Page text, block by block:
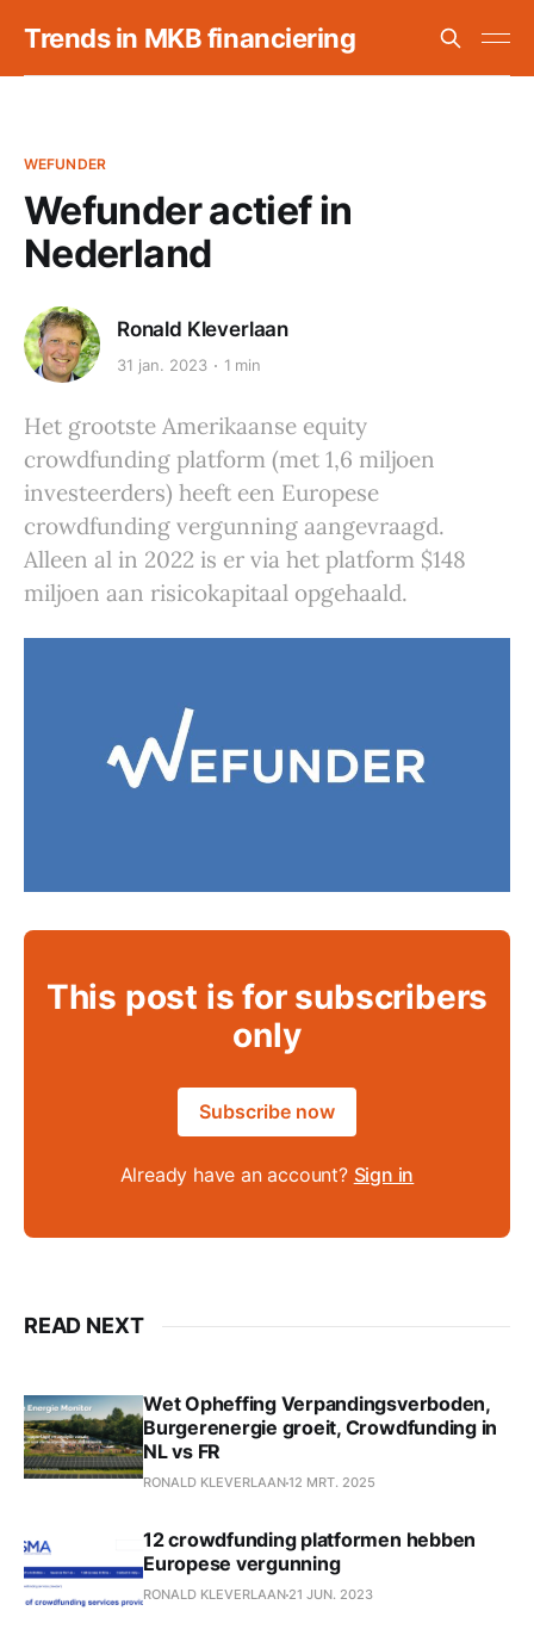
Trends in MKB financiering
WEFUNDER
Wefunder actief in
Nederland
Ronald Kleverlaan
31 jan. 2023 1 min
Het grootste Amerikaanse equity
crowdfunding platform (met 1,6 miljoen
investeerders) heeft een Europese
crowdfunding vergunning aangevraagd.
Alleen al in 2022 is er via het platform $148
miljoen aan risicokapitaal opgehaald.
This post is for subscribers
only
Subscribe now
Already have an account? Sign in
READ NEXT
Wet Opheffing Verpandingsverboden,
Burgerenergie groeit, Crowdfunding in
NL vs FR
RONALD KLEVERLAAN12 MRT. 2025
12 crowdfunding platformen hebben
Europese vergunning
RONALD KLEVERLAAN 21 JUN. 2023